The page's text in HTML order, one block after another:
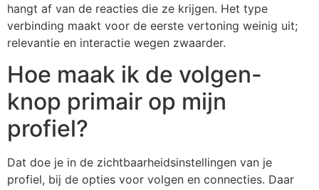
hangt af van de reacties die ze krijgen. Het type
verbinding maakt voor de eerste vertoning weinig uit;
relevantie en interactie wegen zwaarder.
Hoe maak ik de volgen-
knop primair op mijn
profiel?
Dat doe je in de zichtbaarheidsinstellingen van je
profiel, bij de opties voor volgen en connecties. Daar